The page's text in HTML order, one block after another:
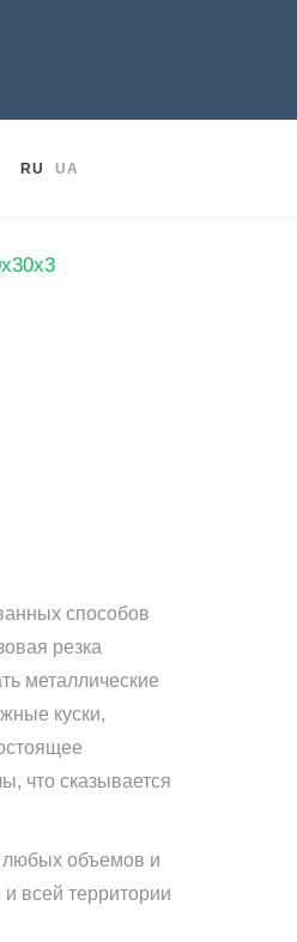
RU UA
способов
резка
металлические
куски,
что сказывается
любых объемов и
всей территории